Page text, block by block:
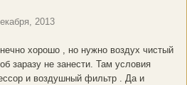
2013
хорошо , но нужно воздух чистый
заразу не занести. Там условия
и воздушный фильтр . Да и